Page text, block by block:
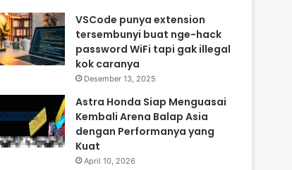
VSCode punya extension
tersembunyi buat nge-hack
password WiFi tapi gak illegal
kok caranya
Desember 13, 2025
Astra Honda Siap Menguasai
Kembali Arena Balap Asia
dengan Performanya yang
Kuat
April 10, 2026